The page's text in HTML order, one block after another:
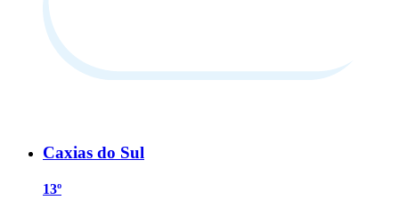
Caxias do Sul
13º